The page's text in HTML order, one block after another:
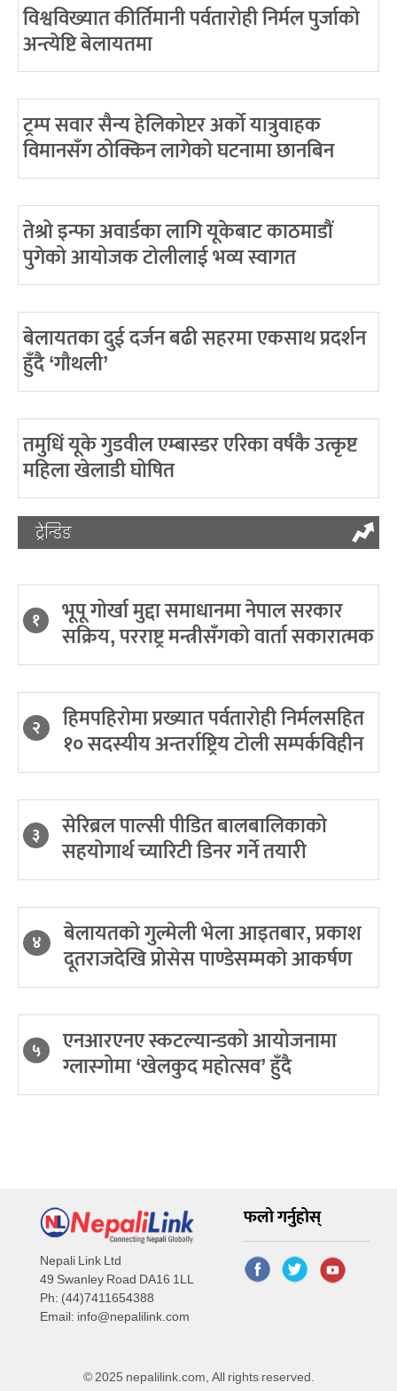
विश्वविख्यात कीर्तिमानी पर्वतारोही निर्मल पुर्जाको
अन्त्येष्टि बेलायतमा
ट्रम्प सवार सैन्य हेलिकोप्टर अर्को यात्रुवाहक
विमानसँग ठोक्किन लागेको घटनामा छानबिन
तेश्रो इन्फा अवार्डका लागि यूकेबाट काठमाडौं
पुगेको आयोजक टोलीलाई भव्य स्वागत
बेलायतका दुई दर्जन बढी सहरमा एकसाथ प्रदर्शन
हुँदै ‘गौथली’
तमुधिं यूके गुडवील एम्बास्डर एरिका वर्षकै उत्कृष्ट
महिला खेलाडी घोषित
ट्रेन्डिङ
१ भूपू गोर्खा मुद्दा समाधानमा नेपाल सरकार
सक्रिय, परराष्ट्र मन्त्रीसँगको वार्ता सकारात्मक
२ हिमपहिरोमा प्रख्यात पर्वतारोही निर्मलसहित
१० सदस्यीय अन्तर्राष्ट्रिय टोली सम्पर्कविहीन
३ सेरिब्रल पाल्सी पीडित बालबालिकाको
सहयोगार्थ च्यारिटी डिनर गर्ने तयारी
४ बेलायतको गुल्मेली भेला आइतबार, प्रकाश
दूतराजदेखि प्रोसेस पाण्डेसम्मको आकर्षण
५ एनआरएनए स्कटल्यान्डको आयोजनामा
ग्लास्गोमा ‘खेलकुद महोत्सव’ हुँदै
Nepali Link Ltd
49 Swanley Road DA16 1LL
Ph: (44)7411654388
Email: info@nepalilink.com
फलो गर्नुहोस्
© 2025 nepalilink.com, All rights reserved.